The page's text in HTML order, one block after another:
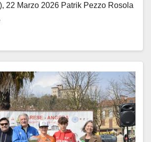
22 Marzo 2026 Patrik Pezzo Rosola